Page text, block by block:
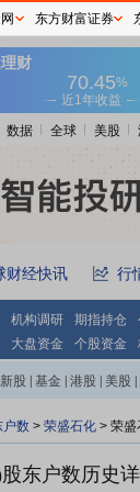
数据 全球 美股
财经快讯 行
机构调研 期指持仓
大盘资金 个股资金
新股 基金 港股 美股
户数 > 荣盛石化 > 荣盛
股东户数历史
东方财富证券